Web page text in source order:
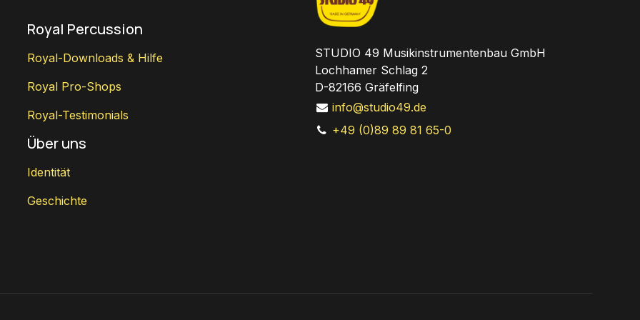
Royal Percussion
Royal-Downloads & Hilfe
Royal Pro-Shops
Royal-Testimonials
Über uns
Identität
Geschichte
STUDIO 49 Musikinstrumentenbau GmbH
Lochhamer Schlag 2
D-82166 Gräfelfing
info@studio49.de
+49 (0)89 89 81 65-0